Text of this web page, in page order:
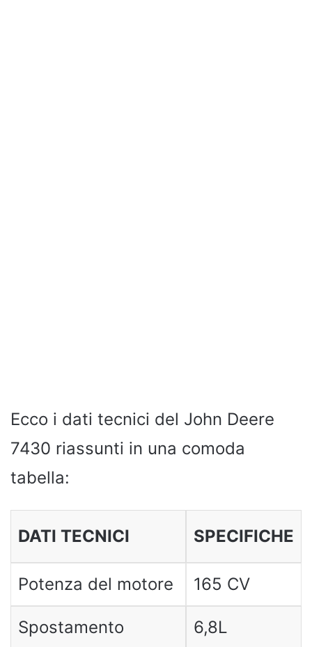
Ecco i dati tecnici del John Deere
7430 riassunti in una comoda
tabella:
DATI TECNICI SPECIFICHE
Potenza del motore 165 CV
Spostamento 6,8L